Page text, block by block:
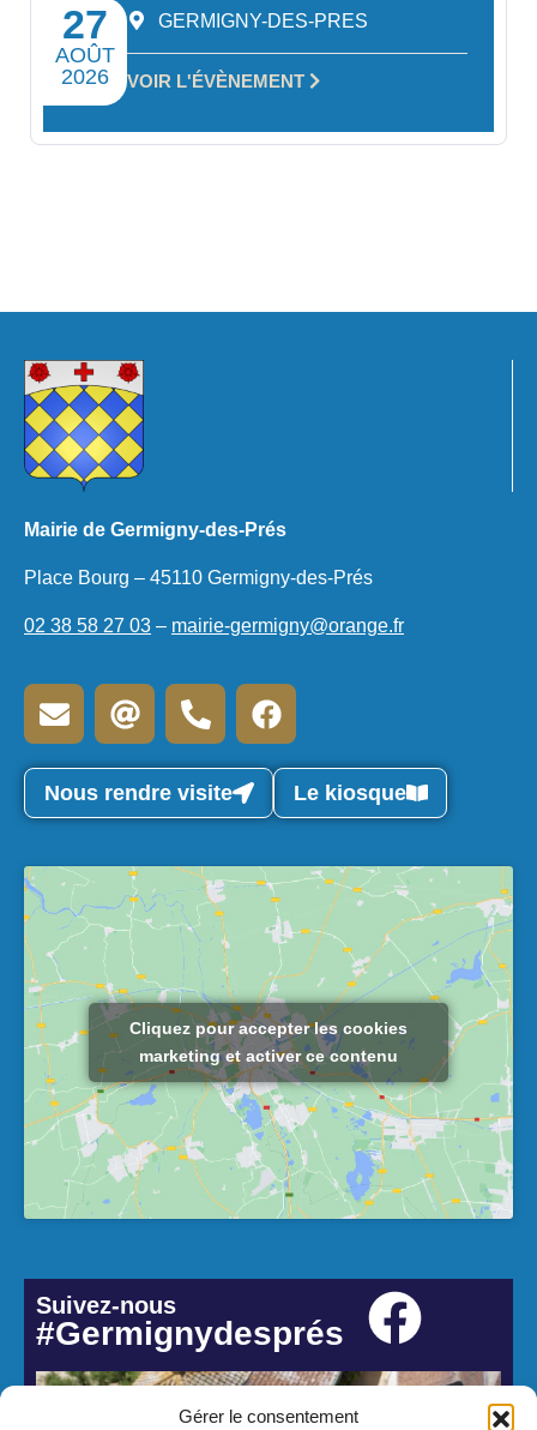
Gérer le consentement
27
AOÛT
2026
GERMIGNY-DES-PRES
VOIR L'ÉVÈNEMENT
Mairie de Germigny-des-Prés
Place Bourg – 45110 Germigny-des-Prés
02 38 58 27 03 – mairie-germigny@orange.fr
Nous rendre visite Le kiosque
Cliquez pour accepter les cookies
marketing et activer ce contenu
Suivez-nous
#Germignydesprés